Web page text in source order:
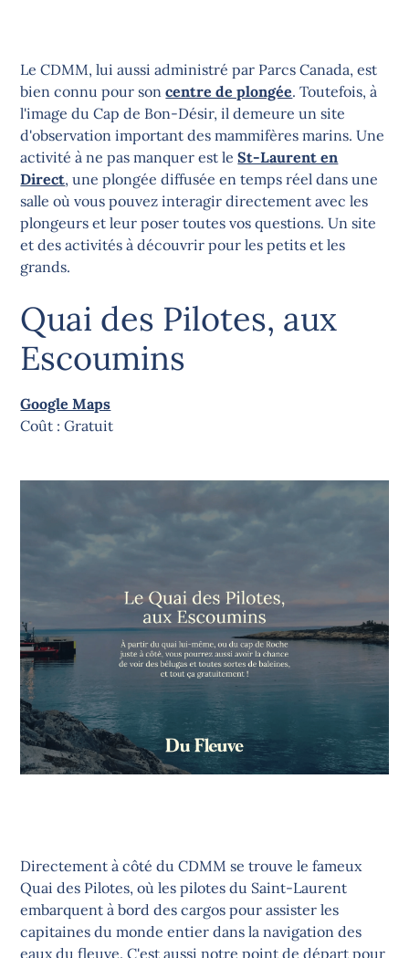
Le CDMM, lui aussi administré par Parcs Canada, est
bien connu pour soncentre de plongée. Toutefois, à
l'image du Cap de Bon-Désir, il demeure un site
d'observation important des mammifères marins. Une
activité à ne pas manquer est leSt-Laurent en
Direct, une plongée diffusée en temps réel dans une
salle où vous pouvez interagir directement avec les
plongeurs et leur poser toutes vos questions. Un site
et des activités à découvrir pour les petits et les
grands.
Quai des Pilotes, aux
Escoumins
Google Maps
Coût : Gratuit
Directement à côté du CDMM se trouve le fameux
Quai des Pilotes, où les pilotes du Saint-Laurent
embarquent à bord des cargos pour assister les
capitaines du monde entier dans la navigation des
eaux du fleuve. C'est aussi notre point de départ pour